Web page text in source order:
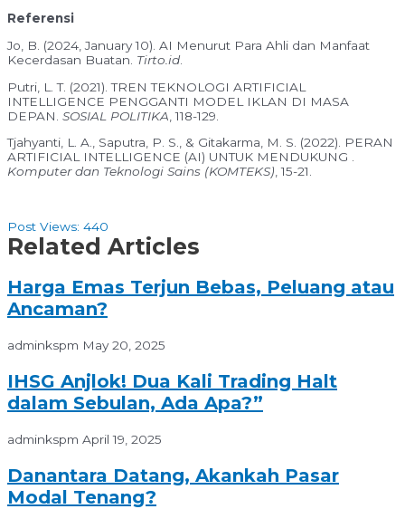
Referensi
Jo, B. (2024, January 10). AI Menurut Para Ahli dan Manfaat
Kecerdasan Buatan. Tirto.id.
Putri, L. T. (2021). TREN TEKNOLOGI ARTIFICIAL
INTELLIGENCE PENGGANTI MODEL IKLAN DI MASA
DEPAN. SOSIAL POLITIKA , 118-129.
Tjahyanti, L. A., Saputra, P. S., & Gitakarma, M. S. (2022). PERAN
ARTIFICIAL INTELLIGENCE (AI) UNTUK MENDUKUNG .
Komputer dan Teknologi Sains (KOMTEKS), 15-21.
Post Views: 440
Related Articles
Harga Emas Terjun Bebas, Peluang atau
Ancaman?
adminkspm May 20, 2025
IHSG Anjlok! Dua Kali Trading Halt
dalam Sebulan, Ada Apa?”
adminkspm April 19, 2025
Danantara Datang, Akankah Pasar
Modal Tenang?